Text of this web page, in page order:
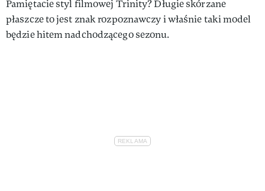
Pamiętacie styl filmowej Trinity? Długie skórzane
płaszcze to jest znak rozpoznawczy i właśnie taki model
będzie hitem nadchodzącego sezonu.